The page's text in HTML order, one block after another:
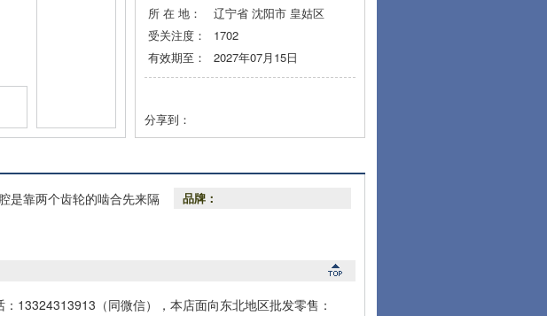
所 在 地：
辽宁省 沈阳市 皇姑区
受关注度：
1702
有效期至：
2027年07月15日
分享到：
是靠两个齿轮的啮合先来隔
品牌：
13324313913（同微信），本店面向东北地区批发零售：